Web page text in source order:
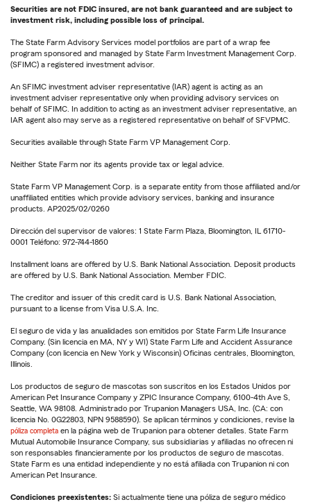
Securities are not FDIC insured, are not bank guaranteed and are subject to
investment risk, including possible loss of principal.
The State Farm Advisory Services model portfolios are part of a wrap fee
program sponsored and managed by State Farm Investment Management Corp.
(SFIMC) a registered investment advisor.
An SFIMC investment adviser representative (IAR) agent is acting as an
investment adviser representative only when providing advisory services on
behalf of SFIMC. In addition to acting as an investment adviser representative, an
IAR agent also may serve as a registered representative on behalf of SFVPMC.
Securities available through State Farm VP Management Corp.
Neither State Farm nor its agents provide tax or legal advice.
State Farm VP Management Corp. is a separate entity from those affiliated and/or
unaffiliated entities which provide advisory services, banking and insurance
products. AP2025/02/0260
Dirección del supervisor de valores: 1 State Farm Plaza, Bloomington, IL 61710-
0001 Teléfono: 972-744-1860
Installment loans are offered by U.S. Bank National Association. Deposit products
are offered by U.S. Bank National Association. Member FDIC.
The creditor and issuer of this credit card is U.S. Bank National Association,
pursuant to a license from Visa U.S.A. Inc.
El seguro de vida y las anualidades son emitidos por State Farm Life Insurance
Company. (Sin licencia en MA, NY y WI) State Farm Life and Accident Assurance
Company (con licencia en New York y Wisconsin) Oficinas centrales, Bloomington,
Illinois.
Los productos de seguro de mascotas son suscritos en los Estados Unidos por
American Pet Insurance Company y ZPIC Insurance Company, 6100-4th Ave S,
Seattle, WA 98108. Administrado por Trupanion Managers USA, Inc. (CA: con
licencia No. 0G22803, NPN 9588590). Se aplican términos y condiciones, revise la
póliza completa en la página web de Trupanion para obtener detalles. State Farm
Mutual Automobile Insurance Company, sus subsidiarias y afiliadas no ofrecen ni
son responsables financieramente por los productos de seguro de mascotas.
State Farm es una entidad independiente y no está afiliada con Trupanion ni con
American Pet Insurance.
Condiciones preexistentes: Si actualmente tiene una póliza de seguro médico